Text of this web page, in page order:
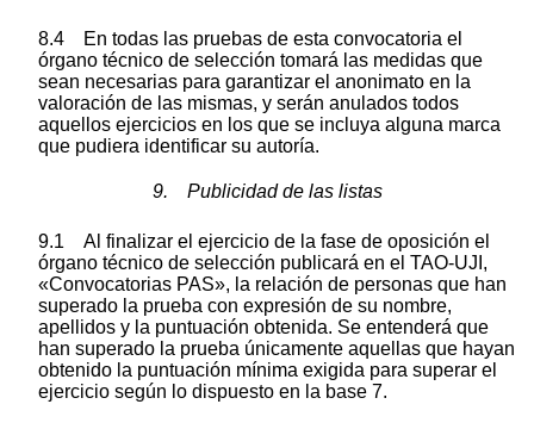
8.4 En todas las pruebas de esta convocatoria el
órgano técnico de selección tomará las medidas que
sean necesarias para garantizar el anonimato en la
valoración de las mismas, y serán anulados todos
aquellos ejercicios en los que se incluya alguna marca
que pudiera identificar su autoría.
9. Publicidad de las listas
9.1 Al finalizar el ejercicio de la fase de oposición el
órgano técnico de selección publicará en el TAO-UJI,
«Convocatorias PAS», la relación de personas que han
superado la prueba con expresión de su nombre,
apellidos y la puntuación obtenida. Se entenderá que
han superado la prueba únicamente aquellas que hayan
obtenido la puntuación mínima exigida para superar el
ejercicio según lo dispuesto en la base 7.